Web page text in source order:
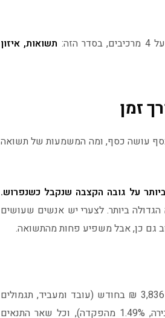
תשואות, איזון
עושה כסף, ומה המשמעות של תשואה
על גובה הקצבה שנקבל כשנפרוש.
ביותר. לצערי יש אנשים שעושים
גם כן, אבל משפיע פחות מהתשואה.
שכיר בן 41, עם שכר של 20,739 ₪, מפקיד לקרן פנסיה מקיפה 3,836 ₪ בחודש (עובד ומעביד, תגמולים
ופיצויים). לצורך הדוגמה, דמי הניהול נשארים קבועים (0.1% מצבירה, 1.49% מהפקדה), וכל שאר התנאים